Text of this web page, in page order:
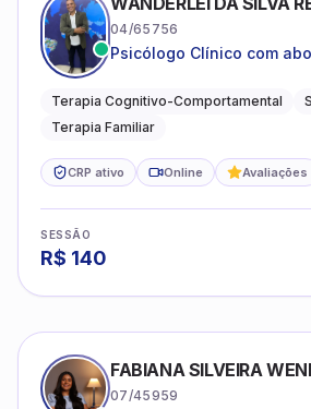
04/65756
Psicólogo Clínico com
sistêmica
Terapia Cognitivo-Comportamental
Terapia Familiar
CRP ativo Online Avaliações
SESSÃO
R$ 140
FABIANA SILVEIRA
07/45959